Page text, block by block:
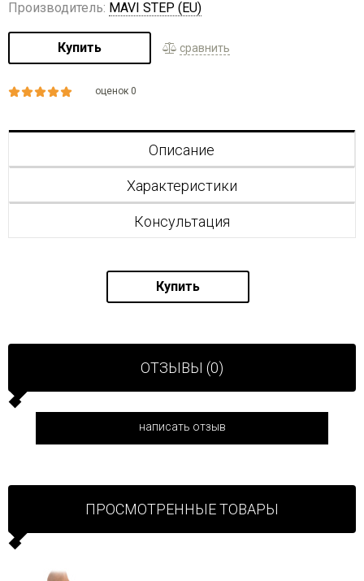
Производитель: MAVI STEP (EU)
Купить сравнить
оценок 0
Описание
Характеристики
Консультация
Купить
ОТЗЫВЫ (0)
написать отзыв
ПРОСМОТРЕННЫЕ ТОВАРЫ